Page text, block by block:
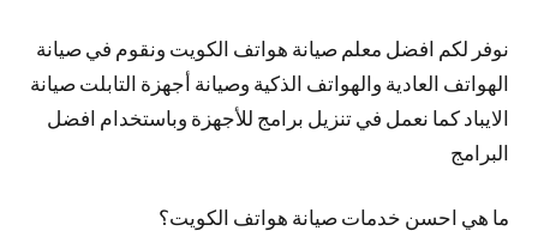
نوفر لكم افضل معلم صيانة هواتف الكويت ونقوم في صيانة
الهواتف العادية والهواتف الذكية وصيانة أجهزة التابلت صيانة
الايباد كما نعمل في تنزيل برامج للأجهزة وباستخدام افضل
البرامج
ما هي احسن خدمات صيانة هواتف الكويت؟